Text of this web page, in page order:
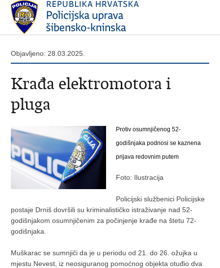
Objavljeno: 28.03.2025.
Krađa elektromotora i
pluga
Protiv osumnjičenog 52-
godišnjaka podnosi se kaznena
prijava redovnim putem
Foto: Ilustracija
​Policijski službenici Policijske
postaje Drniš dovršili su kriminalističko istraživanje nad 52-
godišnjakom osumnjičenim za počinjenje krađe na štetu 72-
godišnjaka.
Muškarac se sumnjiči da je u periodu od 21. do 26. ožujka u
mjestu Nevest, iz neosiguranog pomoćnog objekta otuđio dva